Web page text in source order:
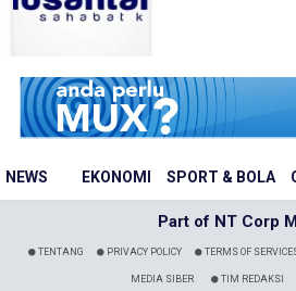
NEWS EKONOMI SPORT & BOLA
Part of NT Corp
TENTANG PRIVACY POLICY TERMS OF
MEDIA SIBER TIM REDAKSI